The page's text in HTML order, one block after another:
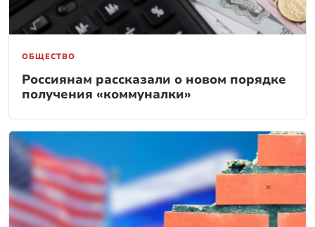
ОБЩЕСТВО
Россиянам рассказали о новом порядке
получения «коммуналки»